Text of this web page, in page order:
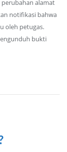
alamat
notifikasi bahwa
oleh petugas.
bukti